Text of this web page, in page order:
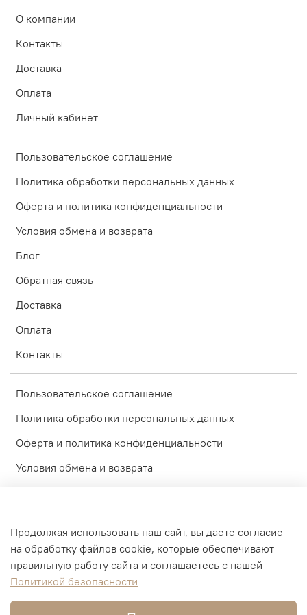
О компании
Контакты
Доставка
Оплата
Личный кабинет
Пользовательское соглашение
Политика обработки персональных данных
Оферта и политика конфиденциальности
Условия обмена и возврата
Блог
Обратная связь
Доставка
Оплата
Контакты
Пользовательское соглашение
Политика обработки персональных данных
Оферта и политика конфиденциальности
Условия обмена и возврата
Доставка
Оплата
Контакты
Продолжая использовать наш сайт, вы даете согласие
на обработку файлов cookie, которые обеспечивают
правильную работу сайта и соглашаетесь с нашей
Политикой безопасности